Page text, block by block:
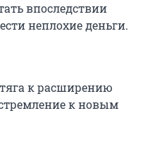
впоследствии
неплохие деньги.
к расширению
к новым